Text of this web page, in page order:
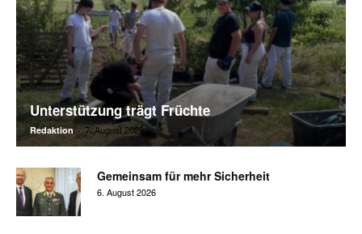
Unterstützung trägt Früchte
Redaktion - 7. August 2026
Gemeinsam für mehr Sicherheit
6. August 2026